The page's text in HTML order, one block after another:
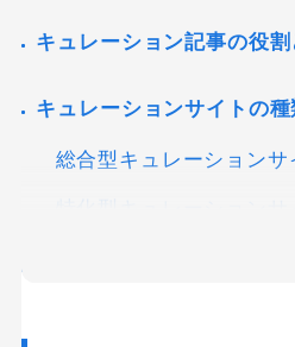
キュレーション記事の役
キュレーションサイトの種
総合型キュレーションサ